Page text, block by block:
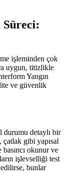
Süreci:
işleminden çok
uygun, titizlikle
Yangın
ve güvenlik
durumu detaylı bir
çatlak gibi yapısal
okunur ve
işlevselliği test
bunlar